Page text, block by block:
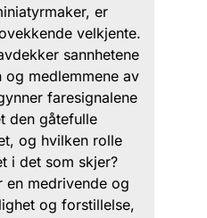
er
velkjente.
sannhetene
medlemmene av
faresignalene
den gåtefulle
og hvilken rolle
i det som skjer?
en medrivende og
og forstillelse,